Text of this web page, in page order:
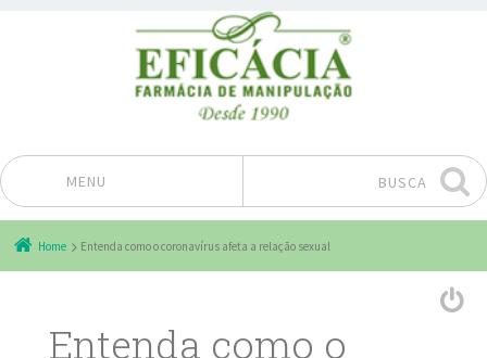
MENU
Pular para o conteúdo
BUSCA
Home Entenda como o coronavírus afeta a relação sexual
Entenda como o